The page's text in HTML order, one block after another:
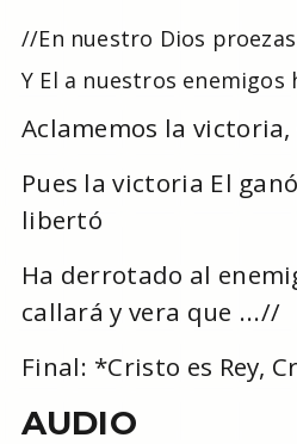
//En nuestro Dios
Y El a nuestros enemigos
Aclamemos la victoria,
Pues la victoria El
libertó
Ha derrotado al
callará y vera que ...//
Final: *Cristo es Rey,
AUDIO